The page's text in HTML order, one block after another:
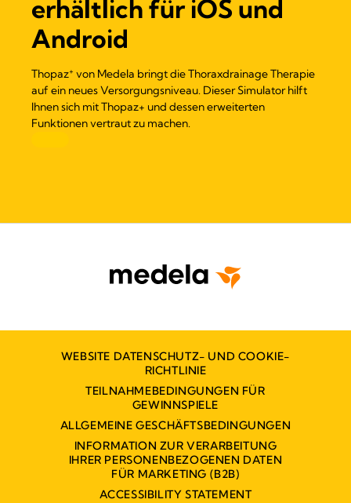
erhältlich für iOS und
Android
Thopaz+ von Medela bringt die Thoraxdrainage Therapie
auf ein neues Versorgungsniveau. Dieser Simulator hilft
Ihnen sich mit Thopaz+ und dessen erweiterten
Funktionen vertraut zu machen.
WEBSITE DATENSCHUTZ- UND COOKIE-
RICHTLINIE
TEILNAHMEBEDINGUNGEN FÜR
GEWINNSPIELE
ALLGEMEINE GESCHÄFTSBEDINGUNGEN
INFORMATION ZUR VERARBEITUNG
IHRER PERSONENBEZOGENEN DATEN
FÜR MARKETING (B2B)
ACCESSIBILITY STATEMENT